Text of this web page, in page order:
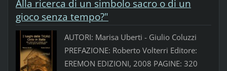
Alla ricerca di un simbolo sacro o di un
gioco senza tempo?"
AUTORI: Marisa Uberti - Giulio Coluzzi
PREFAZIONE: Roberto Volterri Editore:
EREMON EDIZIONI, 2008 PAGINE: 320